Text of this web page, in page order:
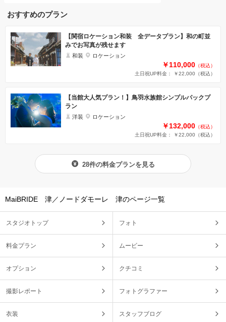
おすすめのプラン
【関宿ロケーション和装 全データプラン】和の町並
みでお写真が残せます
和装 ロケーション
￥110,000 （税込）
土日祝UP料金： ￥22,000 （税込）
【当館大人気プラン！】鳥羽水族館シンプルパックプ
ラン
洋装 ロケーション
￥132,000 （税込）
土日祝UP料金： ￥22,000 （税込）
28件の料金プランを見る
MaiBRIDE 津／ノードダモーレ 津のページ一覧
スタジオトップ フォト
料金プラン ムービー
オプション クチコミ
撮影レポート フォトグラファー
衣装 スタッフブログ